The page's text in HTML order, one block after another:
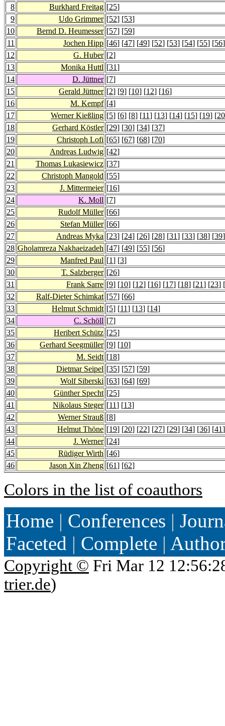
8
Burkhard Freitag [25]
9
Udo Grimmer [52] [53]
10
Bernd D. Heumesser [57] [59]
11
Jochen Hipp [46] [47] [49] [52] [53] [54] [55] [56]
12
G. Huber [2]
13
Monika Huttl [31]
14
D. Jüttner [7]
15
Gerald Jüttner [2] [9] [10] [12] [16]
16
M. Kempf [4]
17
Werner Kießling [5] [6] [8] [11] [13] [14] [15] [19] [20
18
Gerhard Köstler [29] [30] [34] [37]
19
Christoph Lofi [65] [67] [68] [70]
20
Andreas Ludwig [42]
21
Thomas Lukasiewicz [37]
22
Christoph Mangold [55]
23
J. Mittermeier [16]
24
K. Moll [7]
25
Rudolf Müller [66]
26
Stefan Müller [66]
27
Andreas Myka [23] [24] [26] [28] [31] [33] [38] [39
28 Gholamreza Nakhaeizadeh [47] [49] [55] [56]
29
Manfred Paul [1] [3]
30
T. Salzberger [26]
31
Frank Sarre [9] [10] [12] [16] [17] [18] [21] [23] [
32
Ralf-Dieter Schimkat [57] [66]
33
Helmut Schmidt [5] [11] [13] [14]
34
C. Schöll [7]
35
Heribert Schütz [25]
36
Gerhard Seegmüller [9] [10]
37
M. Seidt [18]
38
Dietmar Seipel [35] [57] [59]
39
Wolf Siberski [63] [64] [69]
40
Günther Specht [25]
41
Nikolaus Steger [11] [13]
42
Werner Strauß [8]
43
Helmut Thöne [19] [20] [22] [27] [29] [34] [36] [41]
44
J. Werner [24]
45
Rüdiger Wirth [46]
46
Jason Xin Zheng [61] [62]
Colors in the list of coauthors
Home | Conferences |
Faceted | Complete |
Copyright © Fri Mar 12
trier.de)